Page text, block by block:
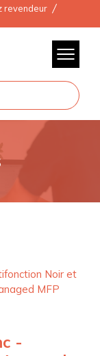
revendeur
Noir et
MFP
-